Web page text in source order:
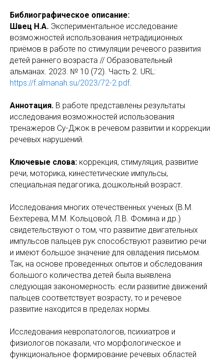
Библиографическое описание:
Швец Н.А. Экспериментальное исследование
возможностей использования нетрадиционных
приёмов в работе по стимуляции речевого развития
детей раннего возраста // Образовательный
альманах. 2023. № 10 (72). Часть 2. URL:
https://f.almanah.su/2023/72-2.pdf.
Аннотация. В работе представлены результаты
исследования возможностей использования
тренажеров Су-Джок в речевом развитии и коррекции
речевых нарушений.
Ключевые слова: коррекция, стимуляция, развитие
речи, моторика, кинестетические импульсы,
специальная педагогика, дошкольный возраст.
Исследования многих отечественных ученых (В.М.
Бехтерева, М.М. Кольцовой, Л.В. Фомина и др.)
свидетельствуют о том, что развитие двигательных
импульсов пальцев рук способствуют развитию речи
и имеют большое значение для овладения письмом.
Так, на основе проведенных опытов и обследования
большого количества детей была выявлена
следующая закономерность: если развитие движений
пальцев соответствует возрасту, то и речевое
развитие находится в пределах нормы.
Исследования невропатологов, психиатров и
физиологов показали, что морфологическое и
функциональное формирование речевых областей